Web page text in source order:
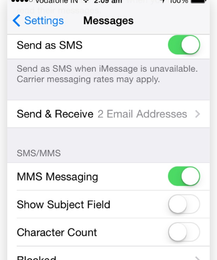
Controle seu celular com Dr.Fone
50M+ usuários, 17+ anos
Desbloqueie e repare seu celular
Recupere, proteja e transfira dados faclimente